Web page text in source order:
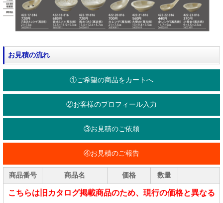
お見積の流れ
①ご希望の商品をカートへ
②お客様のプロフィール入力
③お見積のご依頼
④お見積のご報告
商品番号 商品名 価格 数量
こちらは旧カタログ掲載商品のため、現行の価格と異なる